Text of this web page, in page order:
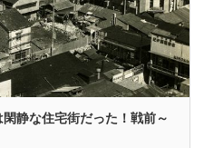
閑静な住宅街だった！戦前～